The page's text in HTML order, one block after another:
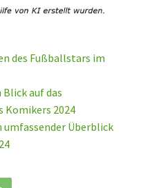
des Fußballstars im
auf das
Komikers 2024
umfassender Überblick